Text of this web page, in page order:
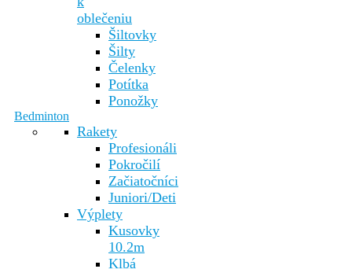
oblečeniu
Šiltovky
Šilty
Čelenky
Potítka
Ponožky
Bedminton
Rakety
Profesionáli
Pokročilí
Začiatočníci
Juniori/Deti
Výplety
Kusovky
10.2m
Klbá